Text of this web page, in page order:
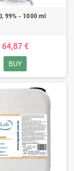
99% - 1000 ml
64,87 €
BUY